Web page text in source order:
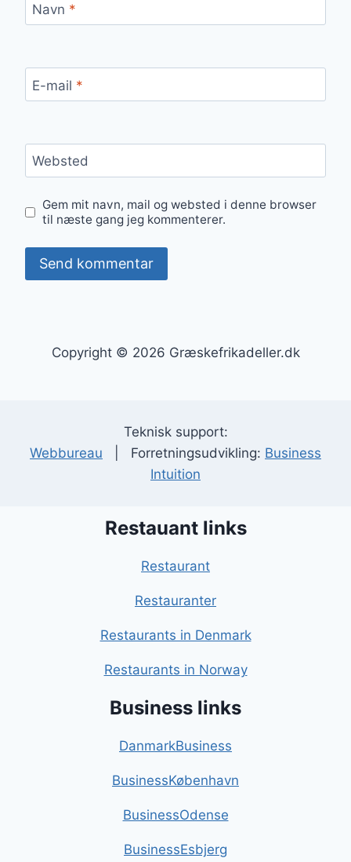
Navn *
E-mail *
Websted
Gem mit navn, mail og websted i denne browser
til næste gang jeg kommenterer.
Copyright © 2026 Græskefrikadeller.dk
Teknisk support:
Webbureau | Forretningsudvikling: Business
Intuition
Restauant links
Restaurant
Restauranter
Restaurants in Denmark
Restaurants in Norway
Business links
DanmarkBusiness
BusinessKøbenhavn
BusinessOdense
BusinessEsbjerg